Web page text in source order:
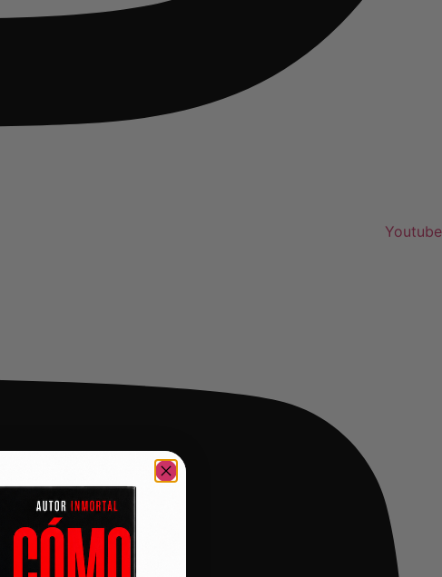
Youtube